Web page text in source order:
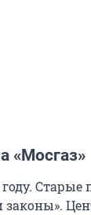
«Мосгаз»
году.